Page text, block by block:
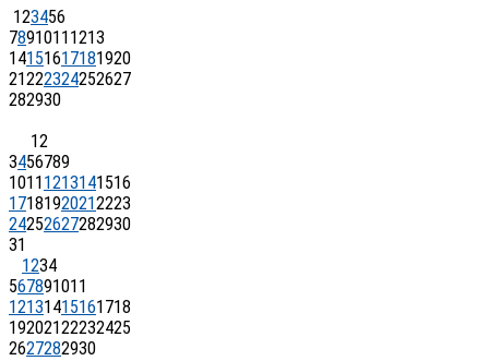
123456
7891011 1213
14151617181920
21222324252627
282930
12
3456789
1011 1213141516
17181920212223
24252627282930
31
1234
567891011
12131415161718
19202122232425
2627282930